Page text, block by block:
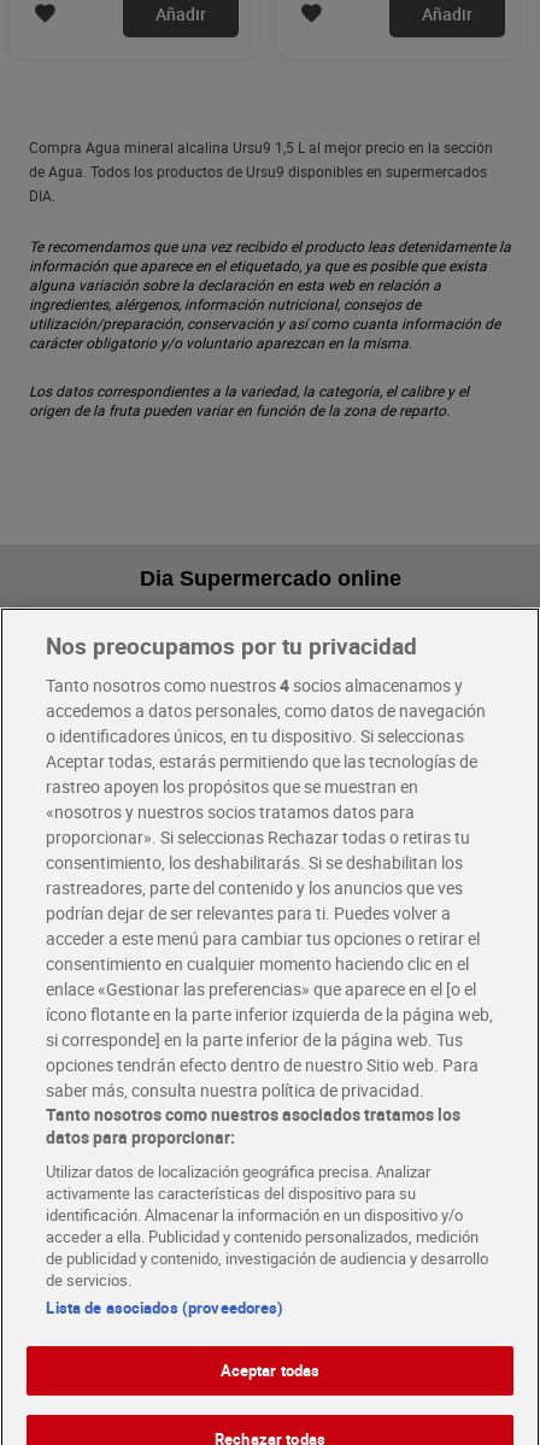
Añadir Añadir
Compra Agua mineral alcalina Ursu9 1,5 L al mejor precio en la sección
de Agua. Todos los productos de Ursu9 disponibles en supermercados
DIA.
Te recomendamos que una vez recibido el producto leas detenidamente la
información que aparece en el etiquetado, ya que es posible que exista
alguna variación sobre la declaración en esta web en relación a
ingredientes, alérgenos, información nutricional, consejos de
utilización/preparación, conservación y así como cuanta información de
carácter obligatorio y/o voluntario aparezcan en la misma.
Los datos correspondientes a la variedad, la categoría, el calibre y el
origen de la fruta pueden variar en función de la zona de reparto.
Dia Supermercado online
Pide hoy, recibe hoy
Envío gratis por compras superiores a 100€
Envío estandar por 4,99€
Glovo y Uber Eats
Solicita tu factura de Glovo o Uber Eats
Únete al CLUB Dia
Disfruta las ventajas y ofertas exclusivas.
Descárgate la APP Dia
Folletos y Tiendas
Descubre las mejores ofertas y busca tu tienda más cercana
Tarjeta MaX Dia
Te devuelve hasta 8€/mes de tus compras.
¡Solicita tu tarjeta de crédito aquí!
COMER MEJOR CADA DIA
COLABORA CON DIA ABRE TU TIENDA DIA CORPORATE
Nos preocupamos por tu privacidad
Tanto nosotros como nuestros4socios almacenamos y
accedemos a datos personales, como datos de navegación
o identificadores únicos, en tu dispositivo. Si seleccionas
Aceptar todas, estarás permitiendo que las tecnologías de
rastreo apoyen los propósitos que se muestran en
«nosotros y nuestros socios tratamos datos para
proporcionar». Si seleccionas Rechazar todas o retiras tu
consentimiento, los deshabilitarás. Si se deshabilitan los
rastreadores, parte del contenido y los anuncios que ves
podrían dejar de ser relevantes para ti. Puedes volver a
acceder a este menú para cambiar tus opciones o retirar el
consentimiento en cualquier momento haciendo clic en el
enlace «Gestionar las preferencias» que aparece en el [o el
ícono flotante en la parte inferior izquierda de la página web,
si corresponde] en la parte inferior de la página web. Tus
opciones tendrán efecto dentro de nuestro Sitio web. Para
saber más, consulta nuestra política de privacidad.
Tanto nosotros como nuestros asociados tratamos los
datos para proporcionar:
Utilizar datos de localización geográfica precisa. Analizar
activamente las características del dispositivo para su
identificación. Almacenar la información en un dispositivo y/o
acceder a ella. Publicidad y contenido personalizados, medición
de publicidad y contenido, investigación de audiencia y desarrollo
de servicios.
Lista de asociados (proveedores)
Aceptar todas
Rechazar todas